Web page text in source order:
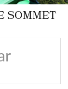
SOMMET